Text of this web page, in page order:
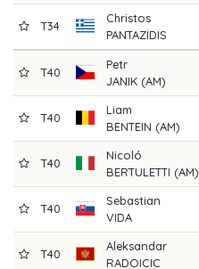
T34
Christos
PANTAZIDIS
T40
Petr
JANIK (AM)
T40
Liam
BENTEIN (AM)
T40
Nicoló
BERTULETTI (AM)
T40
Sebastian
VIDA
T40
Aleksandar
RADOICIC